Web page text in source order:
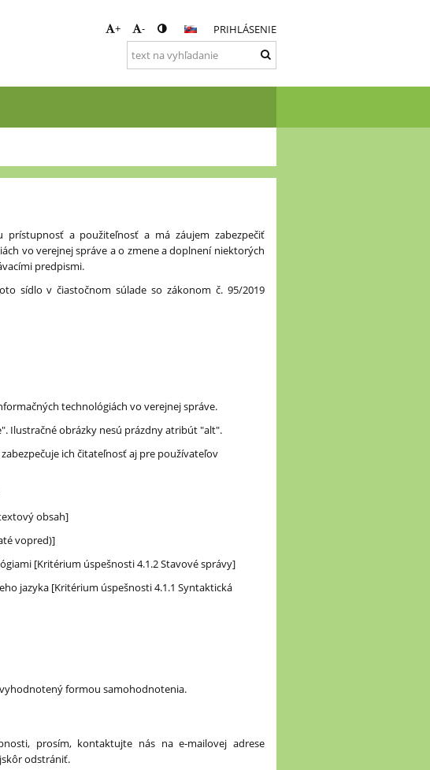
+ - PRIHLÁSENIE
prístupnosť a použiteľnosť a má záujem zabezpečiť
vo verejnej správe a o zmene a doplnení niektorých
predpismi.
sídlo v čiastočnom súlade so zákonom č. 95/2019
technológiách vo verejnej správe.
Ilustračné obrázky nesú prázdny atribút "alt".
ich čitateľnosť aj pre používateľov
obsah]
vopred)]
[Kritérium úspešnosti 4.1.2 Stavové správy]
jazyka [Kritérium úspešnosti 4.1.1 Syntaktická
vyhodnotený formou samohodnotenia.
prosím, kontaktujte nás na e-mailovej adrese
odstrániť.